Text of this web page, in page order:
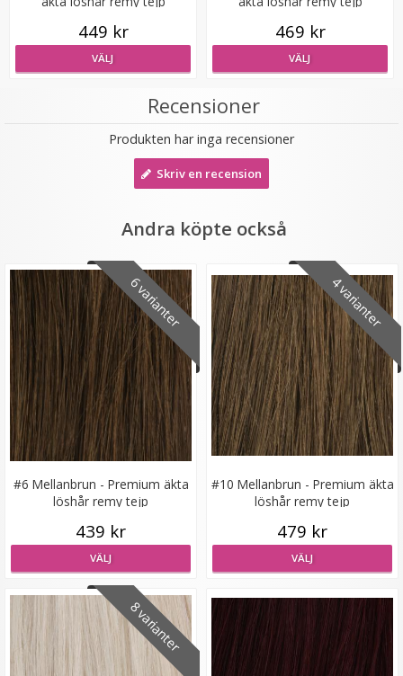
Tejp till löshår - 2.7m
LÄGG I VARUKORG
Syntetiskt löshår Gloriatråd lockigt - Mörkblond #16/68
★★
199 kr
LÄGG I VARUKORG
449 kr
VÄLJ
469 kr
VÄLJ
Recensioner
Produkten har inga recensioner
Skriv en recension
Andra köpte också
6 varianter
#6 Mellanbrun - Premium äkta
löshår remy tejp
439 kr
VÄLJ
4 varianter
#10 Mellanbrun - Premium äkta
löshår remy tejp
479 kr
VÄLJ
8 varianter